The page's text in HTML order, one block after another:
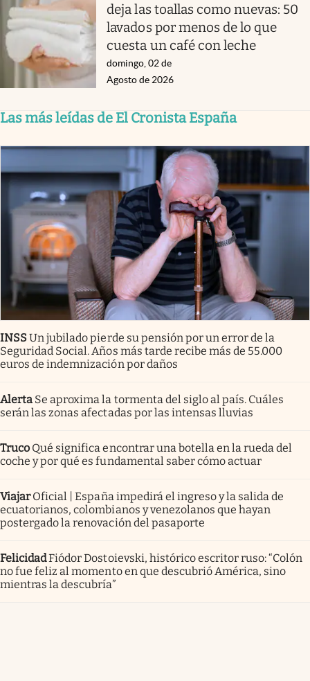
deja las toallas como nuevas: 50
lavados por menos de lo que
cuesta un café con leche
domingo, 02 de
Agosto de 2026
Las más leídas de El Cronista España
INSSUn jubilado pierde su pensión por un error de la
Seguridad Social. Años más tarde recibe más de 55.000
euros de indemnización por daños
Alerta Se aproxima la tormenta del siglo al país. Cuáles
serán las zonas afectadas por las intensas lluvias
Truco Qué significa encontrar una botella en la rueda del
coche y por qué es fundamental saber cómo actuar
Viajar Oficial | España impedirá el ingreso y la salida de
ecuatorianos, colombianos y venezolanos que hayan
postergado la renovación del pasaporte
FelicidadFiódor Dostoievski, histórico escritor ruso: “Colón
no fue feliz al momento en que descubrió América, sino
mientras la descubría”